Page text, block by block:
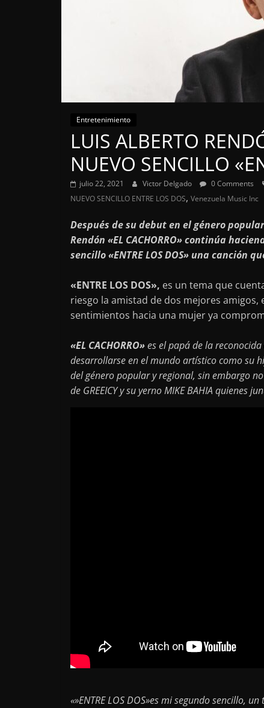
Entretenimiento
LUIS ALBERTO
NUEVO SENCILLO
julio 22, 2021 Victor Delgado 0 Comments
NUEVO SENCILLO ENTRE LOS DOS, Venezuela Music Inc
Después de su debut en el género
Rendón «EL CACHORRO» continúa
sencillo «ENTRE LOS DOS» una canción
«ENTRE LOS DOS», es un tema que
riesgo la amistad de dos mejores
sentimientos hacia una mujer ya
«EL CACHORRO»es el papá de la reconocida
desarrollarse en el mundo artístico como su
del género popular y regional, sin embargo
de GREEICY y su yerno MIKE BAHIA quienes
«»ENTRE LOS DOS»es mi segundo sencillo,